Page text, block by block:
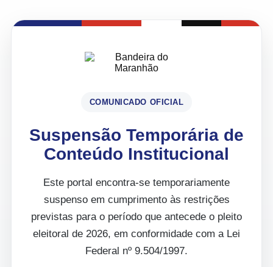
COMUNICADO OFICIAL
Suspensão Temporária de
Conteúdo Institucional
Este portal encontra-se temporariamente
suspenso em cumprimento às restrições
previstas para o período que antecede o pleito
eleitoral de 2026, em conformidade com a Lei
Federal nº 9.504/1997.